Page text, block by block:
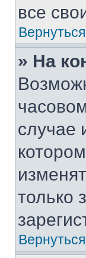
все
» На
случае
только